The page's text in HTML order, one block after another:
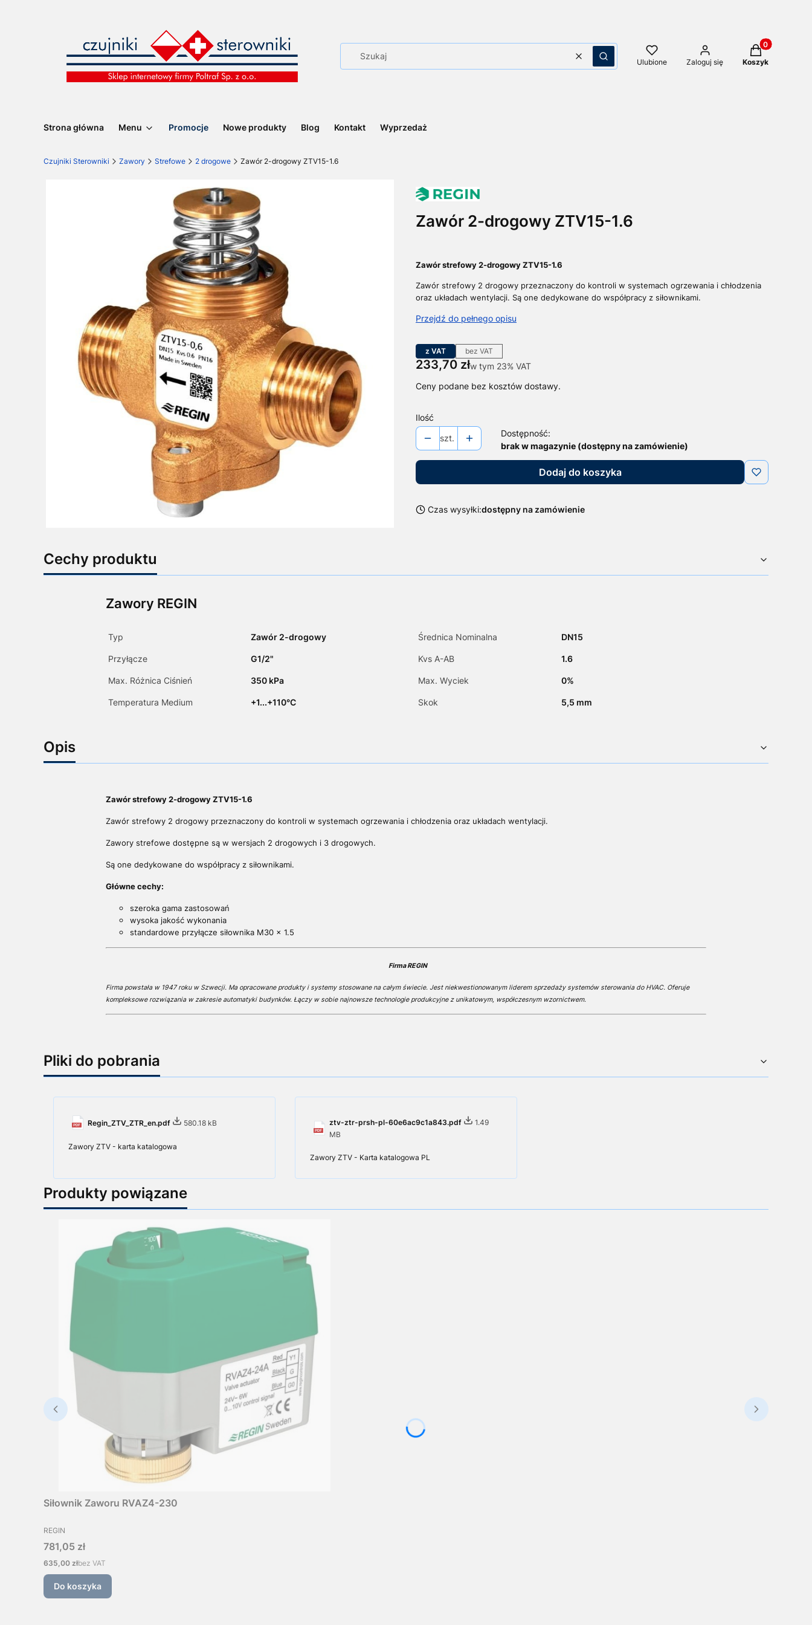
WyczyśćSzukaj Ulubione Zaloguj się
Produkty w
Koszyk
Strona główna Menu Promocje Nowe produkty Blog Kontakt Wyprzedaż
Czujniki Sterowniki Zawory Strefowe 2 drogowe Zawór 2-drogowy ZTV15-1.6
Zawór 2-drogowy ZTV15-1.6
Zawór strefowy 2-drogowy ZTV15-1.6
Zawór strefowy 2 drogowy przeznaczony do kontroli w systemach ogrzewania i chłodzenia
oraz układach wentylacji. Są one dedykowane do współpracy z siłownikami.
Przejdź do pełnego opisu
z VAT bez VAT
Cena
233,70 złw tym 23% VAT
w tym 23% VAT
Ceny podane bez kosztów dostawy.
Ilość
szt.
Dostępność:
brak w magazynie (dostępny na zamówienie)
Dodaj do koszyka
Czas wysyłki:dostępny na zamówienie
Cechy produktu
Zawory REGIN
Typ Zawór 2-drogowy Średnica Nominalna DN15
Przyłącze G1/2" Kvs A-AB 1.6
Max. Różnica Ciśnień 350 kPa Max. Wyciek 0%
Temperatura Medium +1...+110°C Skok 5,5 mm
Opis
Zawór strefowy 2-drogowy ZTV15-1.6
Zawór strefowy 2 drogowy przeznaczony do kontroli w systemach ogrzewania i chłodzenia oraz układach wentylacji.
Zawory strefowe dostępne są w wersjach 2 drogowych i 3 drogowych.
Są one dedykowane do współpracy z siłownikami.
Główne cechy:
szeroka gama zastosowań
wysoka jakość wykonania
standardowe przyłącze siłownika M30 x 1.5
Firma REGIN
Firma powstała w 1947 roku w Szwecji. Ma opracowane produkty i systemy stosowane na całym świecie. Jest niekwestionowanym liderem sprzedaży systemów sterowania do HVAC. Oferuje
kompleksowe rozwiązania w zakresie automatyki budynków. Łączy w sobie najnowsze technologie produkcyjne z unikatowym, współczesnym wzornictwem.
Pliki do pobrania
Regin_ZTV_ZTR_en.pdf 580.18 kB
Zawory ZTV - karta katalogowa
ztv-ztr-prsh-pl-60e6ac9c1a843.pdf
1.49
MB
Zawory ZTV - Karta katalogowa PL
Produkty powiązane
Siłownik Zaworu RVAZ4-230
PRODUCENT
REGIN
Cena
781,05 zł
Cena
635,00 złbez VAT
Do koszyka